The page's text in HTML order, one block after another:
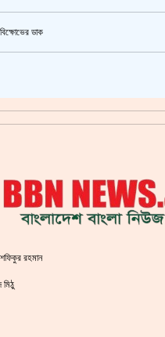
ডাক
করপোরেশনের গাড়ি চাপায় শ্রমিক নিহত
পাঠানোর অভিযোগে,শাহজালাল থেকে গ্রেপ্তার পাঁচজন
শিক্ষক মুরাদের বিরুদ্ধে
বিএনপিকে ক‌ঠোর হ‌স্তে দমন করা হবে :
রহমান
মিঠু